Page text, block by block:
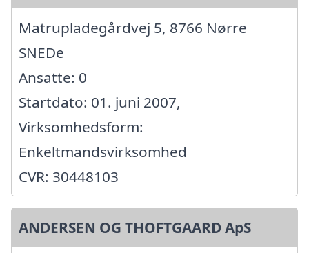
Matrupladegårdvej 5, 8766 Nørre
SNEDe
Ansatte: 0
Startdato: 01. juni 2007,
Virksomhedsform:
Enkeltmandsvirksomhed
CVR: 30448103
ANDERSEN OG THOFTGAARD ApS